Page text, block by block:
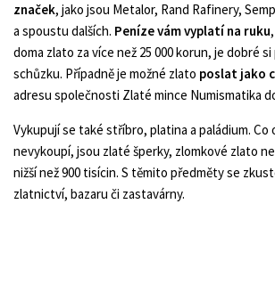
značek, jako jsou Metalor, Rand Rafinery,
a spoustu dalších. Peníze vám vyplatí na ruku
doma zlato za více než 25 000 korun, je dobré
schůzku. Případně je možné zlato poslat jako
adresu společnosti Zlaté mince Numismatika
Vykupují se také stříbro, platina a paládium. Co
nevykoupí, jsou zlaté šperky, zlomkové zlato
nižší než 900 tisícin. S těmito předměty se
zlatnictví, bazaru či zastavárny.